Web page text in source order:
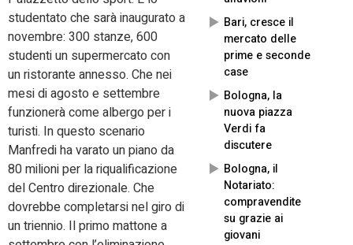
Bari, cresce il
mercato delle
prime e seconde
case
Bologna, la
nuova piazza
Verdi fa
discutere
Bologna, il
Notariato:
compravendite
su grazie ai
giovani
studentato che sarà inaugurato a
novembre: 300 stanze, 600
studenti un supermercato con
un ristorante annesso. Che nei
mesi di agosto e settembre
funzionerà come albergo per i
turisti. In questo scenario
Manfredi ha varato un piano da
80 milioni per la riqualificazione
del Centro direzionale. Che
dovrebbe completarsi nel giro di
un triennio. Il primo mattone a